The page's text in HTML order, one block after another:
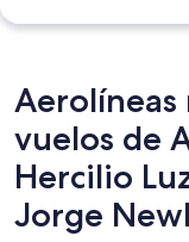
Aerolíneas
vuelos de
Hercilio
Jorge